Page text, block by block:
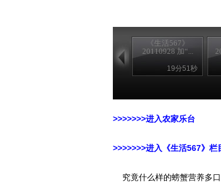
《生活567》
20110928 加“...
19分51秒
>>>>>>>进入农家乐台
>>>>>>>进入《生活567》栏
究竟什么样的螃蟹营养多